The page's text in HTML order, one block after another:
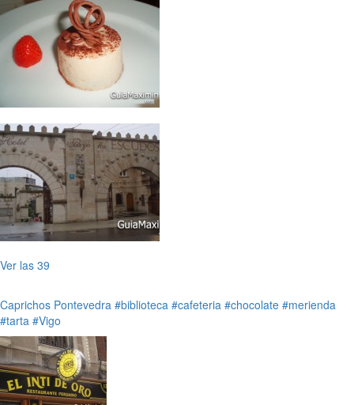
Ver las 39
Caprichos Pontevedra #biblioteca #cafeteria #chocolate #merienda
#tarta #Vigo